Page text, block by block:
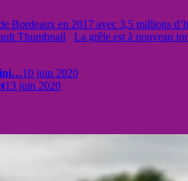
Bordeaux en 2017 avec 3,5 millions
La grêle est à nouveau
fini…10 juin 2020
13 juin 2020